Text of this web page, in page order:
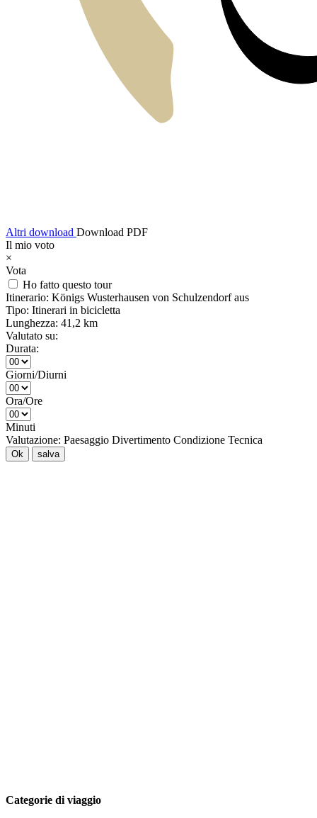
Altri download Download PDF
Il mio voto
×
Vota
Ho fatto questo tour
Itinerario: Königs Wusterhausen von Schulzendorf aus
Tipo: Itinerari in bicicletta
Lunghezza: 41,2 km
Valutato su:
Durata:
Giorni/Diurni
Ora/Ore
Minuti
Valutazione: Paesaggio Divertimento Condizione Tecnica
Ok salva
Categorie di viaggio